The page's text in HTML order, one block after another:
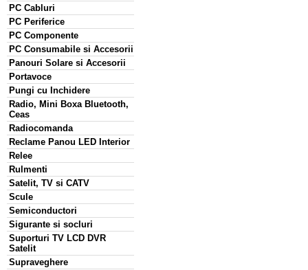
PC Cabluri
PC Periferice
PC Componente
PC Consumabile si Accesorii
Panouri Solare si Accesorii
Portavoce
Pungi cu Inchidere
Radio, Mini Boxa Bluetooth,
Ceas
Radiocomanda
Reclame Panou LED Interior
Relee
Rulmenti
Satelit, TV si CATV
Scule
Semiconductori
Sigurante si socluri
Suporturi TV LCD DVR
Satelit
Supraveghere